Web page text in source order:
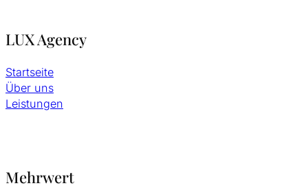
LUX Agency
Startseite
Über uns
Leistungen
Mehrwert